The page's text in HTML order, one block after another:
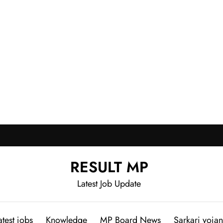
RESULT MP
Latest Job Update
jobs Knowledge MP Board News Sarkari